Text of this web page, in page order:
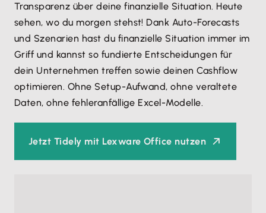
Transparenz über deine finanzielle Situation. Heute
sehen, wo du morgen stehst! Dank Auto-Forecasts
und Szenarien hast du finanzielle Situation immer im
Griff und kannst so fundierte Entscheidungen für
dein Unternehmen treffen sowie deinen Cashflow
optimieren. Ohne Setup-Aufwand, ohne veraltete
Daten, ohne fehleranfällige Excel-Modelle.
Jetzt Tidely mit Lexware Office nutzen